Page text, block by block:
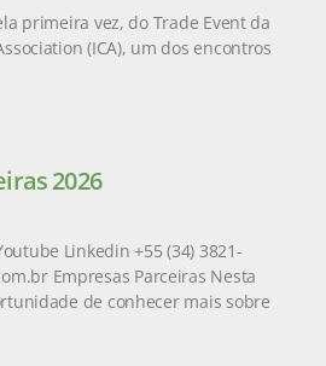
primeira vez, do Trade Event da
(ICA), um dos encontros
2026
Linkedin +55 (34) 3821-
Empresas Parceiras Nesta
de conhecer mais sobre